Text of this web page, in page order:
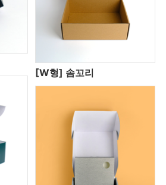
[W형] 솜꼬리